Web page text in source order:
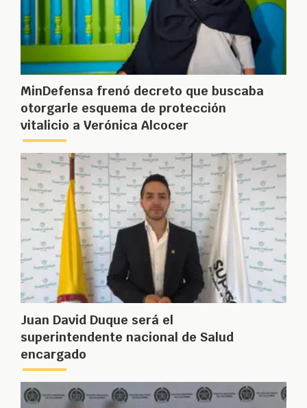
MinDefensa frenó decreto que buscaba
otorgarle esquema de protección
vitalicio a Verónica Alcocer
Juan David Duque será el
superintendente nacional de Salud
encargado